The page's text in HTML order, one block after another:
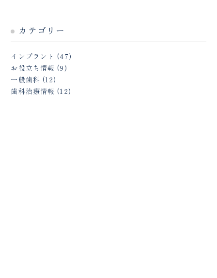
カテゴリー
インプラント (47)
お役立ち情報 (9)
一般歯科 (12)
歯科治療情報 (12)